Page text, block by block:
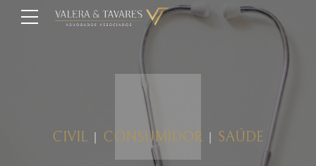
CIVIL CONSUMIDOR SAÚDE